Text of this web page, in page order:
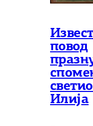
повод
Илија